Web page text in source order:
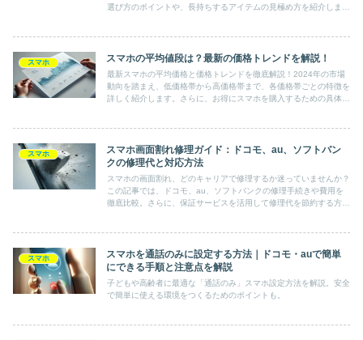
選び方のポイントや、長持ちするアイテムの見極め方を紹介しま
スマホ スマホの平均値段は？最新の価格トレンドを解説！
最新スマホの平均価格と価格トレンドを徹底解説！2024年の市場
動向を踏まえ、低価格帯から高価格帯まで、各価格帯ごとの特徴を
詳しく紹介します。さらに、お得にスマホを購入するための具体的
スマホ
スマホ画面割れ修理ガイド：ドコモ、au、ソフトバン
クの修理代と対応方法
スマホの画面割れ、どのキャリアで修理するか迷っていませんか？
この記事では、ドコモ、au、ソフトバンクの修理手続きや費用を
徹底比較。さらに、保証サービスを活用して修理代を節約する方法
スマホ
スマホを通話のみに設定する方法｜ドコモ・auで簡単
にできる手順と注意点を解説
子どもや高齢者に最適な「通話のみ」スマホ設定方法を解説。安全
で簡単に使える環境をつくるためのポイントも。